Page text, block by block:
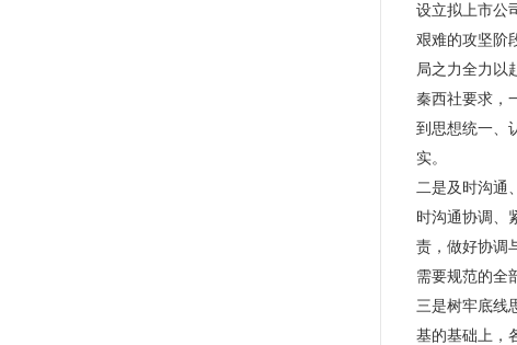
设立拟上市公
艰难的攻坚阶
局之力全力以
秦西社要求，
到思想统一、
实。
二是及时沟通
时沟通协调、
责，做好协调
需要规范的全
三是树牢底线
基的基础上，